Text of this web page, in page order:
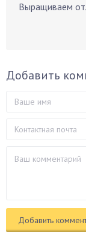
Выращиваем
Добавить